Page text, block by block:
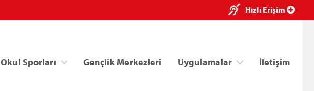
Hızlı Erişim
Okul Sporları Gençlik Merkezleri Uygulamalar İletişim
×